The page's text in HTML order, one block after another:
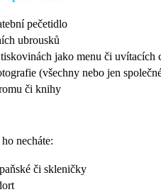
pečetidlo
ubrousků
jako menu či uvítacích
(všechny nebo jen
či knihy
necháte:
či skleničky